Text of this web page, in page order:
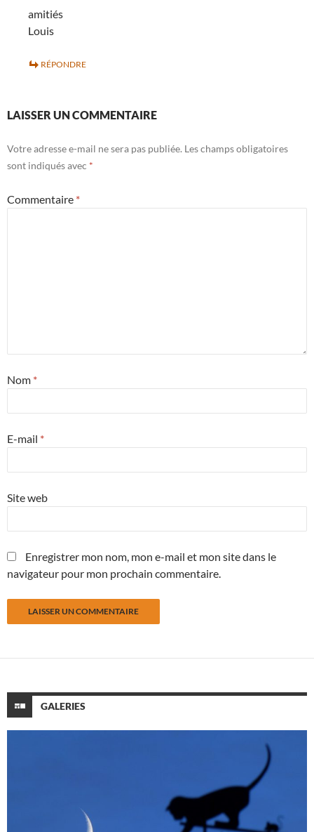
amitiés
Louis
RÉPONDRE
LAISSER UN COMMENTAIRE
Votre adresse e-mail ne sera pas publiée. Les champs obligatoires
sont indiqués avec *
Commentaire *
Nom *
E-mail *
Site web
Enregistrer mon nom, mon e-mail et mon site dans le
navigateur pour mon prochain commentaire.
GALERIES